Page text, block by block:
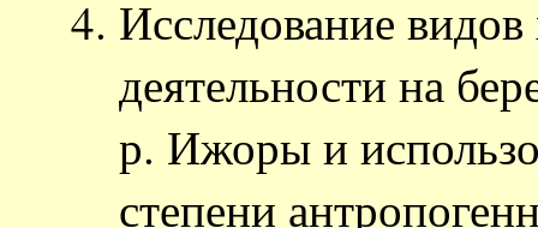
Исследование
деятельности на
р. Ижоры и
степени